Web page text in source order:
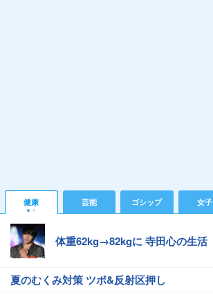
健康 芸能 ゴシップ 女子
体重62kg→82kgに 寺田心の生活
夏のむくみ対策 ツボ&反射区押し